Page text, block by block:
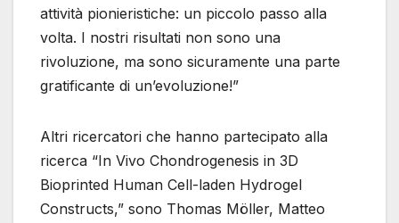
attività pionieristiche: un piccolo passo alla
volta. I nostri risultati non sono una
rivoluzione, ma sono sicuramente una parte
gratificante di un’evoluzione!”
Altri ricercatori che hanno partecipato alla
ricerca “In Vivo Chondrogenesis in 3D
Bioprinted Human Cell-laden Hydrogel
Constructs,” sono Thomas Möller, Matteo